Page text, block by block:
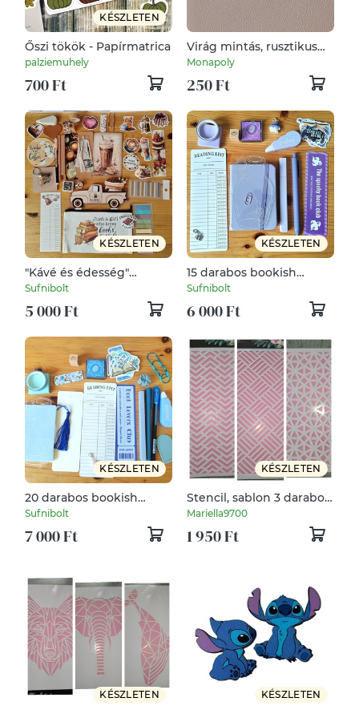
KÉSZLETEN
Őszi tökök - Papírmatrica
palziemuhely
700 Ft
Virág mintás, rusztikus
hangulatú esküvői
ültetőkártya, ajándék
címke, felköthető,
Monapoly
250 Ft
KÉSZLETEN
"Kávé és édesség"
Bookish Bundle
Sufnibolt
5 000 Ft
KÉSZLETEN
15 darabos bookish
bundle
Sufnibolt
6 000 Ft
KÉSZLETEN
20 darabos bookish
bundle
Sufnibolt
7 000 Ft
KÉSZLETEN
Stencil, sablon 3 darabos
szett A5-s méret 8.
Mariella9700
1 950 Ft
KÉSZLETEN KÉSZLETEN